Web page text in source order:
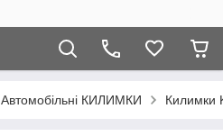
Автомобільні КИЛИМКИ Килимки